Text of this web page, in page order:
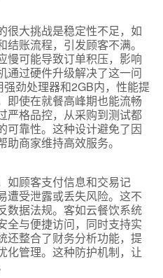
很大挑战是稳定性不足，如
账流程，引发顾客不满。
慢可能导致订单积压，影响
通过硬件升级解决了这一问
劲处理器和2GB内，性能提
即使在就餐高峰期也能流畅
严格品控，从采购到测试都
可靠性。这种设计避免了因
商家维持高效服务。
如顾客支付信息和交易记
遭受泄露或丢失风险。这不
数据法规。客如云餐饮系统
全与便捷访问，同时支持实
还整合了财务分析功能，提
化管理。这种防护机制，让